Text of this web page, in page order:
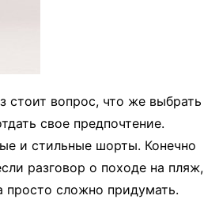
стоит вопрос, что же выбрать
свое предпочтение.
и стильные шорты. Конечно
разговор о походе на пляж,
просто сложно придумать.